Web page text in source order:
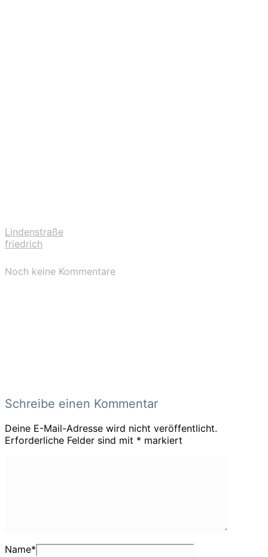
Lindenstraße
friedrich
Noch keine Kommentare
Schreibe einen Kommentar
Deine E-Mail-Adresse wird nicht veröffentlicht.
Erforderliche Felder sind mit * markiert
Name*